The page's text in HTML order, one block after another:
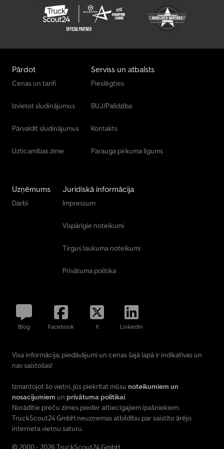
Pārdot
Cenas un tarifi
Izvietot sludinājumus
Pārvaldīt sludinājumus
Uzticamības zīme
Serviss un atbalsts
Pieslēgties
BUJ/Palīdzība
Kontakts
Parauga pirkuma līgums
Uzņēmums
Darbi
Juridiskā informācija
Impressum
Vispārīgie noteikumi
Tirgus laukuma noteikumi
Privātuma politika
Blog Facebook X LinkedIn
Visa informācija, piedāvājumi un cenas šajā lapā ir indikatīvas un
nav saistošas!
Izmantojot šo vietni, jūs piekrītat mūsu noteikumiem un
nosacījumiem un privātuma politikai.
Norādītie preču zīmes pieder attiecīgajiem īpašniekiem.
TruckScout24 GmbH neuzņemas atbildību par saistīto ārējo
interneta vietņu saturu.
© 2000 - 2026 TruckScout24 GmbH